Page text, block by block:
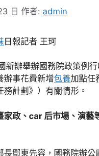
日 作者: admin
日報記者 王珂
新辦舉辦國務院政策例行
辦事花費新增包養加點任
務計劃》）有關情形。
家政、car 后市場、演藝
長鄢東先容，國務院辦公